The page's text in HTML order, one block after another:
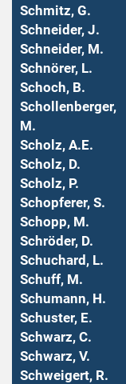
Schmitz, G.
Schneider, J.
Schneider, M.
Schnörer, L.
Schoch, B.
Schollenberger,
M.
Scholz, A.E.
Scholz, D.
Scholz, P.
Schopferer, S.
Schopp, M.
Schröder, D.
Schuchard, L.
Schuff, M.
Schumann, H.
Schuster, E.
Schwarz, C.
Schwarz, V.
Schweigert, R.